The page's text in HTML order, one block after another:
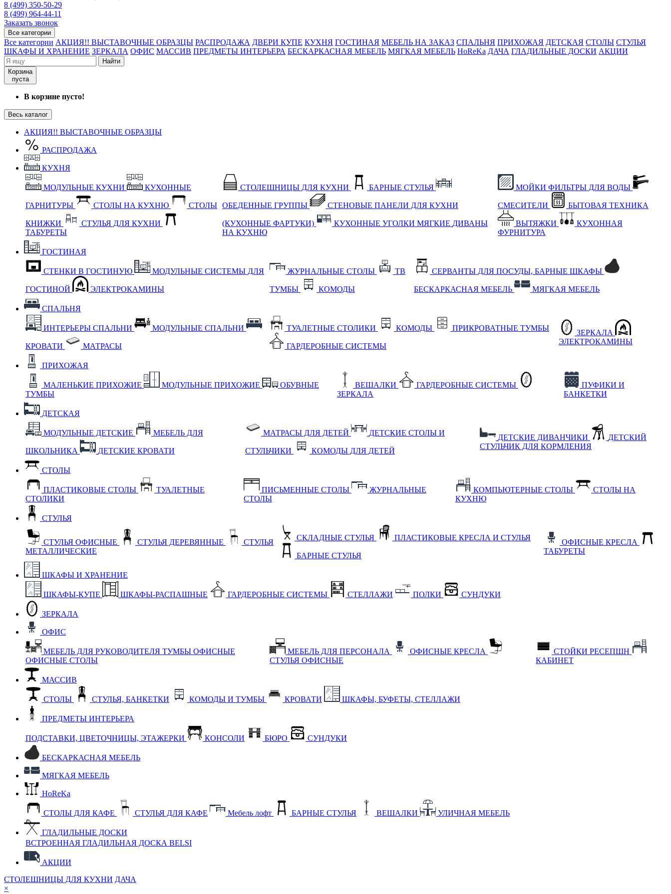
8 (499) 350-50-29
8 (499) 964-44-11
Заказать звонок
Все категории
Все категории АКЦИЯ!! ВЫСТАВОЧНЫЕ ОБРАЗЦЫ РАСПРОДАЖА ДВЕРИ КУПЕ КУХНЯ ГОСТИНАЯ МЕБЕЛЬ НА ЗАКАЗ СПАЛЬНЯ ПРИХОЖАЯ ДЕТСКАЯ СТОЛЫ СТУЛЬЯ
ШКАФЫ И ХРАНЕНИЕ ЗЕРКАЛА ОФИС МАССИВ ПРЕДМЕТЫ ИНТЕРЬЕРА БЕСКАРКАСНАЯ МЕБЕЛЬ МЯГКАЯ МЕБЕЛЬ HoReKa ДАЧА ГЛАДИЛЬНЫЕ ДОСКИ АКЦИИ
Найти
Корзина
пуста
В корзине пусто!
Весь каталог
АКЦИЯ!! ВЫСТАВОЧНЫЕ ОБРАЗЦЫ
РАСПРОДАЖА
КУХНЯ
МОДУЛЬНЫЕ КУХНИ КУХОННЫЕ
ГАРНИТУРЫ СТОЛЫ НА КУХНЮ СТОЛЫ
КНИЖКИ
СТУЛЬЯ ДЛЯ КУХНИ
ТАБУРЕТЫ
СТОЛЕШНИЦЫ ДЛЯ КУХНИ БАРНЫЕ СТУЛЬЯ
ОБЕДЕННЫЕ ГРУППЫ СТЕНОВЫЕ ПАНЕЛИ ДЛЯ КУХНИ
(КУХОННЫЕ ФАРТУКИ) КУХОННЫЕ УГОЛКИ МЯГКИЕ ДИВАНЫ
НА КУХНЮ
МОЙКИ ФИЛЬТРЫ ДЛЯ ВОДЫ
СМЕСИТЕЛИ БЫТОВАЯ ТЕХНИКА
ВЫТЯЖКИ
КУХОННАЯ
ФУРНИТУРА
ГОСТИНАЯ
СТЕНКИ В ГОСТИНУЮ МОДУЛЬНЫЕ СИСТЕМЫ ДЛЯ
ГОСТИНОЙ ЭЛЕКТРОКАМИНЫ
ЖУРНАЛЬНЫЕ СТОЛЫ ТВ
ТУМБЫ КОМОДЫ
СЕРВАНТЫ ДЛЯ ПОСУДЫ, БАРНЫЕ ШКАФЫ
БЕСКАРКАСНАЯ МЕБЕЛЬ МЯГКАЯ МЕБЕЛЬ
СПАЛЬНЯ
ИНТЕРЬЕРЫ СПАЛЬНИ МОДУЛЬНЫЕ СПАЛЬНИ
КРОВАТИ МАТРАСЫ
ТУАЛЕТНЫЕ СТОЛИКИ КОМОДЫ ПРИКРОВАТНЫЕ ТУМБЫ
ГАРДЕРОБНЫЕ СИСТЕМЫ
ЗЕРКАЛА
ЭЛЕКТРОКАМИНЫ
ПРИХОЖАЯ
МАЛЕНЬКИЕ ПРИХОЖИЕ МОДУЛЬНЫЕ ПРИХОЖИЕ
ОБУВНЫЕ
ТУМБЫ
ВЕШАЛКИ
ГАРДЕРОБНЫЕ СИСТЕМЫ
ЗЕРКАЛА
ПУФИКИ И
БАНКЕТКИ
ДЕТСКАЯ
МОДУЛЬНЫЕ ДЕТСКИЕ МЕБЕЛЬ ДЛЯ
ШКОЛЬНИКА ДЕТСКИЕ КРОВАТИ
МАТРАСЫ ДЛЯ ДЕТЕЙ ДЕТСКИЕ СТОЛЫ И
СТУЛЬЧИКИ КОМОДЫ ДЛЯ ДЕТЕЙ
ДЕТСКИЕ ДИВАНЧИКИ
ДЕТСКИЙ
СТУЛЬЧИК ДЛЯ КОРМЛЕНИЯ
СТОЛЫ
ПЛАСТИКОВЫЕ СТОЛЫ
ТУАЛЕТНЫЕ
СТОЛИКИ
ПИСЬМЕННЫЕ СТОЛЫ
ЖУРНАЛЬНЫЕ
СТОЛЫ
КОМПЬЮТЕРНЫЕ СТОЛЫ
СТОЛЫ НА
КУХНЮ
СТУЛЬЯ
СТУЛЬЯ ОФИСНЫЕ СТУЛЬЯ ДЕРЕВЯННЫЕ
СТУЛЬЯ
МЕТАЛЛИЧЕСКИЕ
СКЛАДНЫЕ СТУЛЬЯ ПЛАСТИКОВЫЕ КРЕСЛА И СТУЛЬЯ
БАРНЫЕ СТУЛЬЯ
ОФИСНЫЕ КРЕСЛА
ТАБУРЕТЫ
ШКАФЫ И ХРАНЕНИЕ
ШКАФЫ-КУПЕ ШКАФЫ-РАСПАШНЫЕ ГАРДЕРОБНЫЕ СИСТЕМЫ СТЕЛЛАЖИ ПОЛКИ СУНДУКИ
ЗЕРКАЛА
ОФИС
МЕБЕЛЬ ДЛЯ РУКОВОДИТЕЛЯ ТУМБЫ ОФИСНЫЕ
ОФИСНЫЕ СТОЛЫ
МЕБЕЛЬ ДЛЯ ПЕРСОНАЛА
ОФИСНЫЕ КРЕСЛА
СТУЛЬЯ ОФИСНЫЕ
СТОЙКИ РЕСЕПШН
КАБИНЕТ
МАССИВ
СТОЛЫ СТУЛЬЯ, БАНКЕТКИ КОМОДЫ И ТУМБЫ КРОВАТИ ШКАФЫ, БУФЕТЫ, СТЕЛЛАЖИ
ПРЕДМЕТЫ ИНТЕРЬЕРА
ПОДСТАВКИ, ЦВЕТОЧНИЦЫ, ЭТАЖЕРКИ КОНСОЛИ БЮРО СУНДУКИ
БЕСКАРКАСНАЯ МЕБЕЛЬ
МЯГКАЯ МЕБЕЛЬ
HoReKa
СТОЛЫ ДЛЯ КАФЕ СТУЛЬЯ ДЛЯ КАФЕ Мебель лофт БАРНЫЕ СТУЛЬЯ ВЕШАЛКИ УЛИЧНАЯ МЕБЕЛЬ
ГЛАДИЛЬНЫЕ ДОСКИ
ВСТРОЕННАЯ ГЛАДИЛЬНАЯ ДОСКА BELSI
АКЦИИ
СТОЛЕШНИЦЫ ДЛЯ КУХНИ ДАЧА
×